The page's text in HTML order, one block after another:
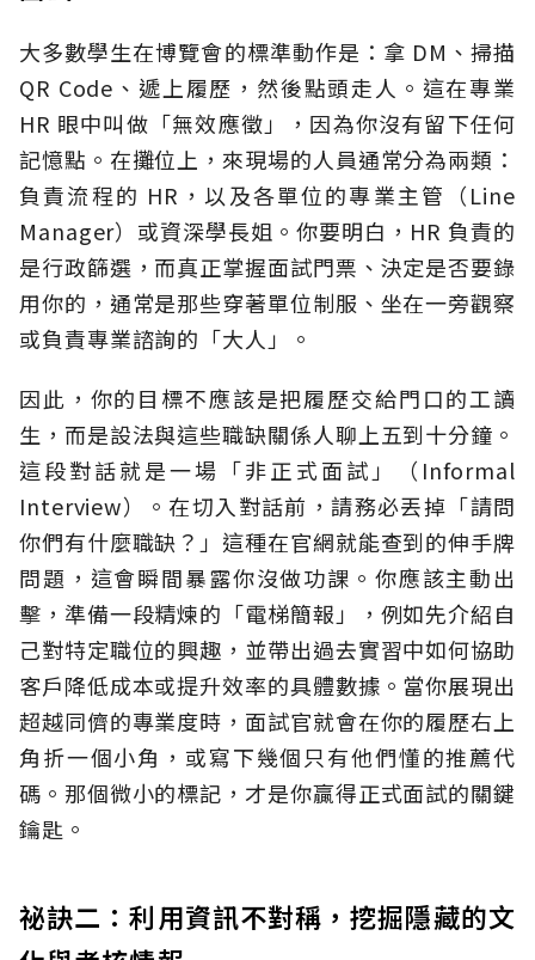
大多數學生在博覽會的標準動作是：拿 DM、掃描
QR Code、遞上履歷，然後點頭走人。這在專業
HR 眼中叫做「無效應徵」，因為你沒有留下任何
記憶點。在攤位上，來現場的人員通常分為兩類：
負責流程的 HR，以及各單位的專業主管（Line
Manager）或資深學長姐。你要明白，HR 負責的
是行政篩選，而真正掌握面試門票、決定是否要錄
用你的，通常是那些穿著單位制服、坐在一旁觀察
或負責專業諮詢的「大人」。
因此，你的目標不應該是把履歷交給門口的工讀
生，而是設法與這些職缺關係人聊上五到十分鐘。
這段對話就是一場「非正式面試」（Informal
Interview）。在切入對話前，請務必丟掉「請問
你們有什麼職缺？」這種在官網就能查到的伸手牌
問題，這會瞬間暴露你沒做功課。你應該主動出
擊，準備一段精煉的「電梯簡報」，例如先介紹自
己對特定職位的興趣，並帶出過去實習中如何協助
客戶降低成本或提升效率的具體數據。當你展現出
超越同儕的專業度時，面試官就會在你的履歷右上
角折一個小角，或寫下幾個只有他們懂的推薦代
碼。那個微小的標記，才是你贏得正式面試的關鍵
鑰匙。
祕訣二：利用資訊不對稱，挖掘隱藏的文